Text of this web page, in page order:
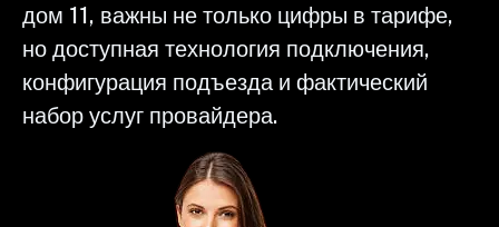
дом 11, важны не только цифры в тарифе,
но доступная технология подключения,
конфигурация подъезда и фактический
набор услуг провайдера.